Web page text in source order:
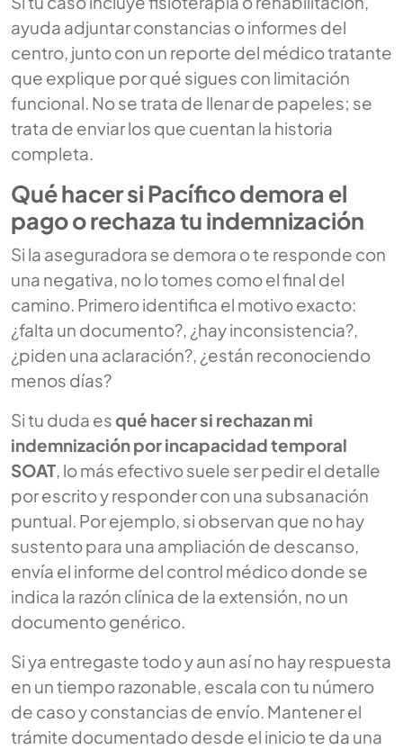
ayuda adjuntar constancias o informes del
centro, junto con un reporte del médico tratante
que explique por qué sigues con limitación
funcional. No se trata de llenar de papeles; se
trata de enviar los que cuentan la historia
completa.
Qué hacer si Pacífico demora el
pago o rechaza tu indemnización
Si la aseguradora se demora o te responde con
una negativa, no lo tomes como el final del
camino. Primero identifica el motivo exacto:
¿falta un documento?, ¿hay inconsistencia?,
¿piden una aclaración?, ¿están reconociendo
menos días?
Si tu duda esqué hacer si rechazan mi
indemnización por incapacidad temporal
SOAT, lo más efectivo suele ser pedir el detalle
por escrito y responder con una subsanación
puntual. Por ejemplo, si observan que no hay
sustento para una ampliación de descanso,
envía el informe del control médico donde se
indica la razón clínica de la extensión, no un
documento genérico.
Si ya entregaste todo y aun así no hay respuesta
en un tiempo razonable, escala con tu número
de caso y constancias de envío. Mantener el
trámite documentado desde el inicio te da una